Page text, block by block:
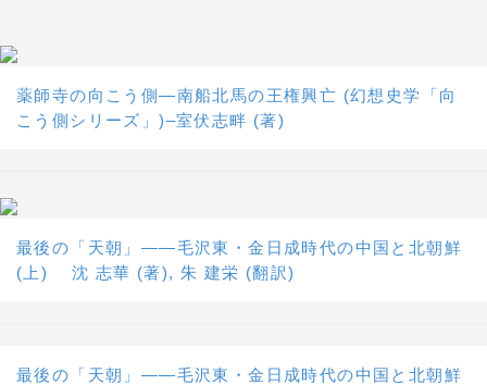
薬師寺の向こう側―南船北馬の王権興亡 (幻想史学「向
こう側シリーズ」)–室伏志畔 (著)
最後の「天朝」――毛沢東・金日成時代の中国と北朝鮮
(上) 沈 志華 (著), 朱 建栄 (翻訳)
最後の「天朝」――毛沢東・金日成時代の中国と北朝鮮